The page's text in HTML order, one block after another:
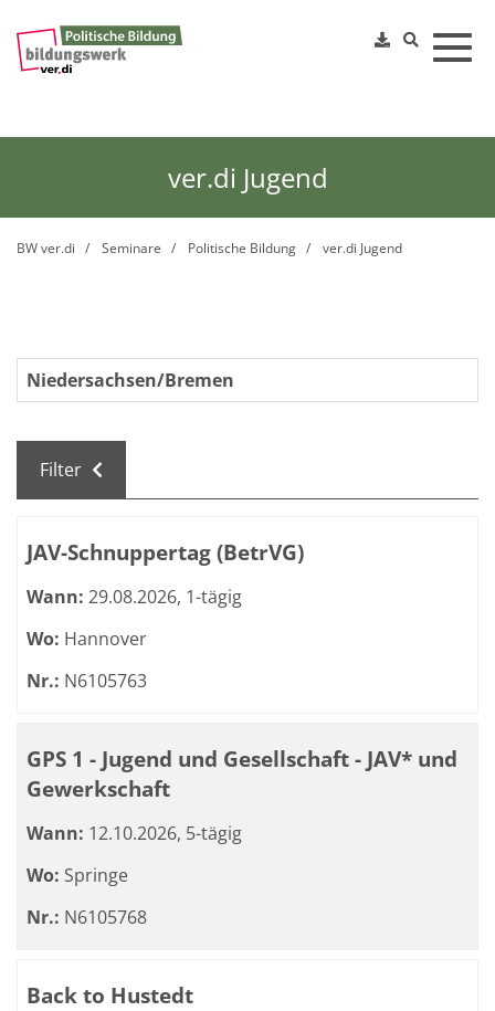
ver.di Jugend
BW ver.di Seminare Politische Bildung ver.di Jugend
Niedersachsen/Bremen
Filter
JAV-Schnuppertag (BetrVG)
Wann: 29.08.2026, 1-tägig
Wo: Hannover
Nr.: N6105763
GPS 1 - Jugend und Gesellschaft - JAV* und
Gewerkschaft
Wann: 12.10.2026, 5-tägig
Wo: Springe
Nr.: N6105768
Back to Hustedt